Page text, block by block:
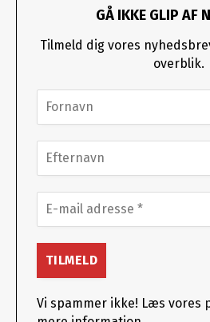
GÅ IKKE GLIP AF
Tilmeld dig vores
overblik.
Vi spammer ikke! Læs vores